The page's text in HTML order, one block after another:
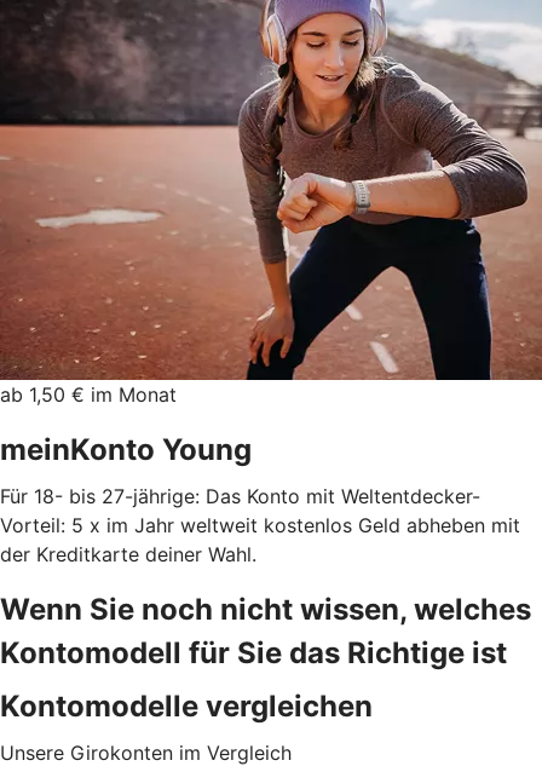
ab 1,50 € im Monat
meinKonto Young
Für 18- bis 27-jährige: Das Konto mit Weltentdecker-
Vorteil: 5 x im Jahr weltweit kostenlos Geld abheben mit
der Kreditkarte deiner Wahl.
Wenn Sie noch nicht wissen, welches
Kontomodell für Sie das Richtige ist
Kontomodelle vergleichen
Unsere Girokonten im Vergleich